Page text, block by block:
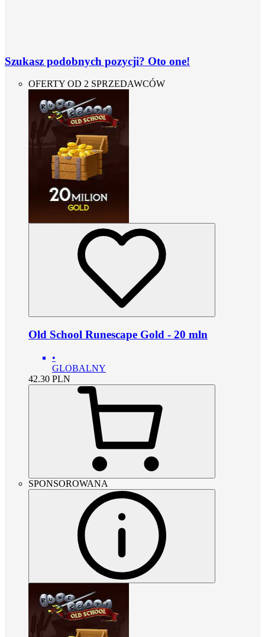
Szukasz podobnych pozycji? Oto one!
OFERTY OD 2 SPRZEDAWCÓW
Old School Runescape Gold - 20 mln
•
GLOBALNY
42.30 PLN
SPONSOROWANA